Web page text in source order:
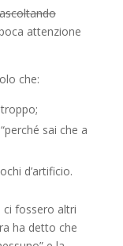
attenzione
che:
sai che a
d’artificio.
ci fossero altri
ha detto che